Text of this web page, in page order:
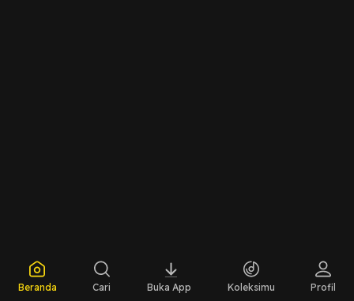
Beranda Cari Buka App Koleksimu Profil